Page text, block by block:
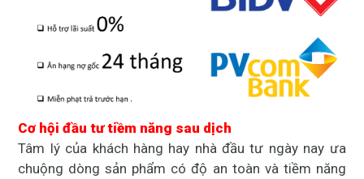
Cơ hội đầu tư tiềm năng sau dịch
Tâm lý của khách hàng hay nhà đầu tư ngày nay ưa
chuộng dòng sản phẩm có độ an toàn và tiềm năng